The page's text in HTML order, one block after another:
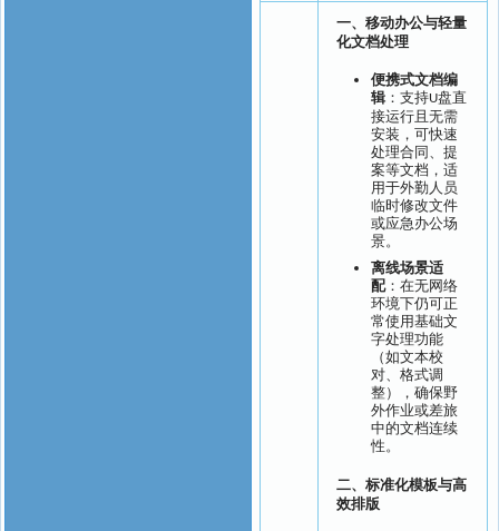
一、移动办公与轻量
化文档处理
便携式文档编
辑：支持U盘直
接运行且无需
安装，可快速
处理合同、提
案等文档，适
用于外勤人员
临时修改文件
或应急办公场
景。
离线场景适
配：在无网络
环境下仍可正
常使用基础文
字处理功能
（如文本校
对、格式调
整），确保野
外作业或差旅
中的文档连续
性。
二、标准化模板与高
效排版